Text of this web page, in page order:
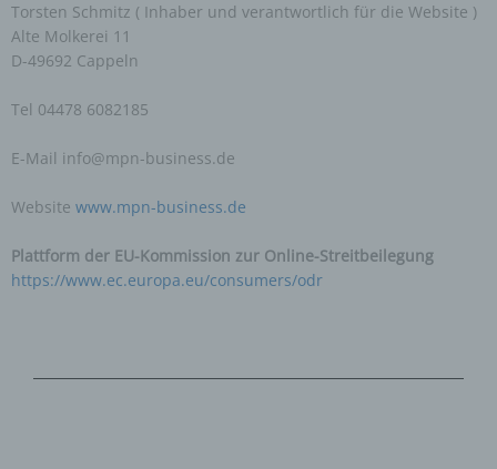
Torsten Schmitz ( Inhaber und verantwortlich für die Website )
Alte Molkerei 11
D-49692 Cappeln
Tel 04478 6082185
E-Mail info@mpn-business.de
Website www.mpn-business.de
Plattform der EU-Kommission zur Online-Streitbeilegung
https://www.ec.europa.eu/consumers/odr